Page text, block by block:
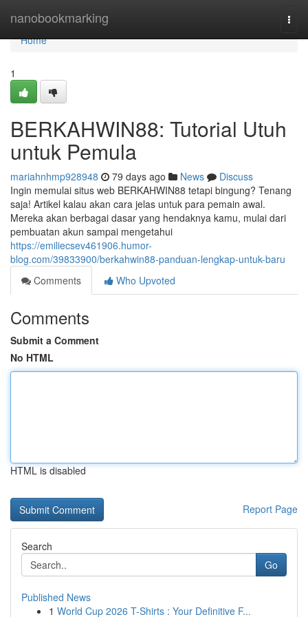
nanobookmarking
Home
Home
1
BERKAHWIN88: Tutorial Utuh
untuk Pemula
mariahnhmp928948 79 days ago News
Discuss
Ingin memulai situs web BERKAHWIN88 tetapi bingung? Tenang
saja! Artikel kalau akan cara jelas untuk para pemain awal.
Mereka akan berbagai dasar yang hendaknya kamu, mulai dari
pembuatan akun sampai mengetahui
https://emiliecsev461906.humor-
blog.com/39833900/berkahwin88-panduan-lengkap-untuk-baru
Comments
Who Upvoted
Comments
Submit a Comment
No HTML
HTML is disabled
Report Page
Search
Go
Published News
1 World Cup 2026 T-Shirts : Your Definitive F...